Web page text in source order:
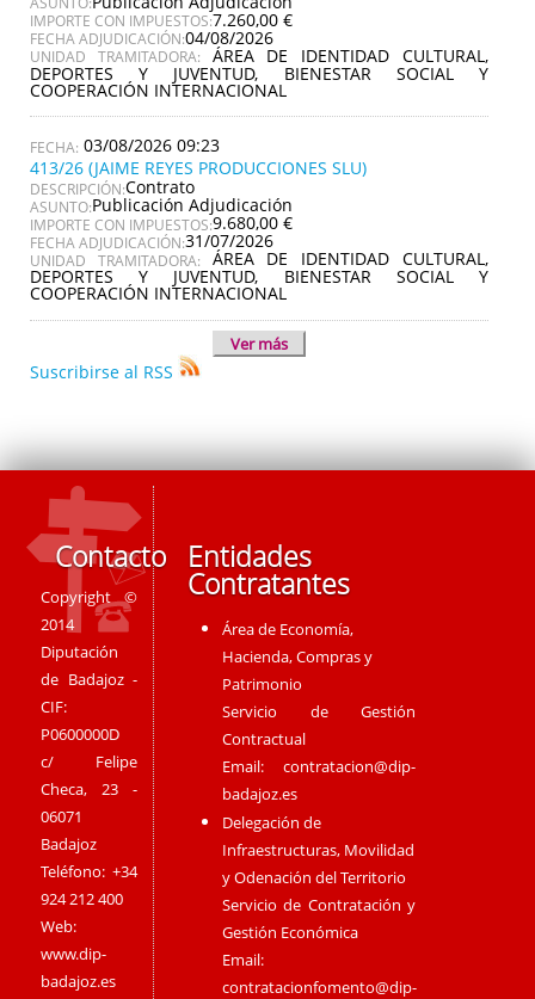
IMPORTE CON IMPUESTOS:7.260,00 €
FECHA ADJUDICACIÓN:04/08/2026
UNIDAD TRAMITADORA: ÁREA DE IDENTIDAD CULTURAL,
DEPORTES Y JUVENTUD, BIENESTAR SOCIAL Y
COOPERACIÓN INTERNACIONAL
03/08/2026 09:23
413/26 (JAIME REYES PRODUCCIONES SLU)
DESCRIPCIÓN:Contrato
ASUNTO:Publicación Adjudicación
IMPORTE CON IMPUESTOS:9.680,00 €
FECHA ADJUDICACIÓN:31/07/2026
UNIDAD TRAMITADORA: ÁREA DE IDENTIDAD CULTURAL,
DEPORTES Y JUVENTUD, BIENESTAR SOCIAL Y
COOPERACIÓN INTERNACIONAL
Ver más
Suscribirse al RSS
Contacto
Copyright ©
2014
Diputación
de Badajoz -
CIF:
P0600000D
c/ Felipe
Checa, 23 -
06071
Badajoz
Teléfono: +34
924 212 400
Web:
www.dip-
badajoz.es
Entidades
Contratantes
Área de Economía,
Hacienda, Compras y
Patrimonio
Servicio de Gestión
Contractual
Email:contratacion@dip-
badajoz.es
Delegación de
Infraestructuras, Movilidad
y Odenación del Territorio
Servicio de Contratación y
Gestión Económica
Email:
contratacionfomento@dip-